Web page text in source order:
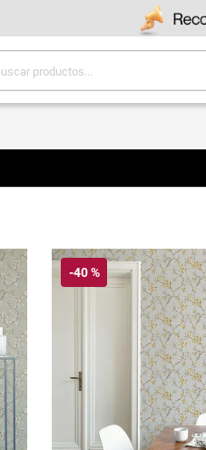
-40 %
tela
piso
lona
cojin
pisos
tapete